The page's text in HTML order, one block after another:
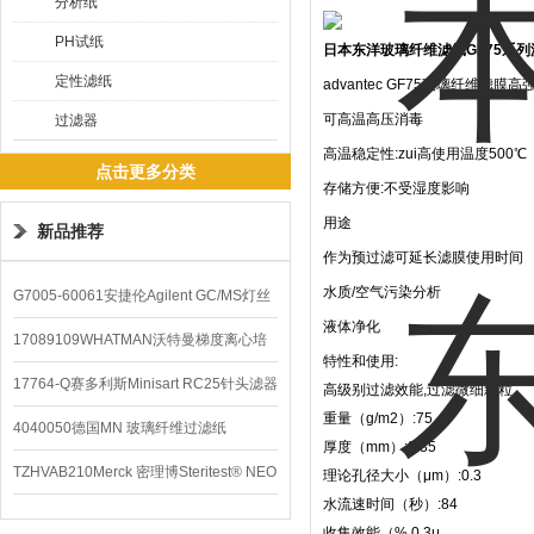
PH试纸
定性滤纸
过滤器
点击更多分类
新品推荐
G7005-60061安捷伦Agilent GC/MS灯丝
配件
17089109WHATMAN沃特曼梯度离心培
养基
17764-Q赛多利斯Minisart RC25针头滤器
4040050德国MN 玻璃纤维过滤纸
TZHVAB210Merck 密理博Steritest® NEO
设备
日本东洋玻璃纤维滤纸GF75系列
advantec GF75玻璃纤维滤膜高
可高温高压消毒
高温稳定性:zui高使用温度500℃
存储方便:不受湿度影响
用途
作为预过滤可延长滤膜使用时间
水质/空气污染分析
液体净化
特性和使用:
高级别过滤效能,过滤微细颗粒
重量（g/m2）:75
厚度（mm）:0.35
理论孔径大小（μm）:0.3
水流速时间（秒）:84